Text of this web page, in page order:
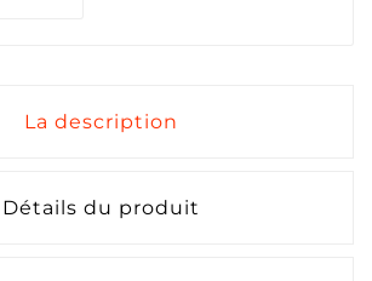
La description
Détails du produit